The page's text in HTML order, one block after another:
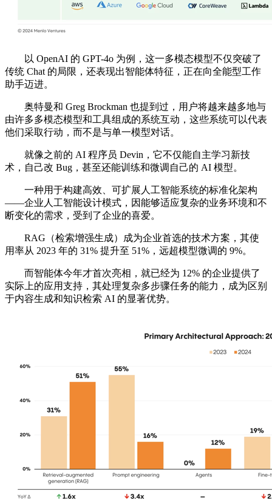
以 OpenAI 的 GPT-4o 为例，这一多模态模型不仅突破了
传统 Chat 的局限，还表现出智能体特征，正在向全能型工作
助手迈进。
奥特曼和 Greg Brockman 也提到过，用户将越来越多地与
由许多多模态模型和工具组成的系统互动，这些系统可以代表
他们采取行动，而不是与单一模型对话。
就像之前的 AI 程序员 Devin，它不仅能自主学习新技
术，自己改 Bug，甚至还能训练和微调自己的 AI 模型。
一种用于构建高效、可扩展人工智能系统的标准化架构
——企业人工智能设计模式，因能够适应复杂的业务环境和不
断变化的需求，受到了企业的喜爱。
RAG（检索增强生成）成为企业首选的技术方案，其使
用率从 2023 年的 31% 提升至 51%，远超模型微调的 9%。
而智能体今年才首次亮相，就已经为 12% 的企业提供了
实际上的应用支持，其处理复杂多步骤任务的能力，成为区别
于内容生成和知识检索 AI 的显著优势。